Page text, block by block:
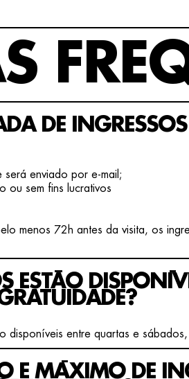
DE
enviado por e-mail;
ou sem fins lucrativos
menos 72h antes da visita, os
ESTÃO
disponíveis entre quartas e
MÁXIMO DE